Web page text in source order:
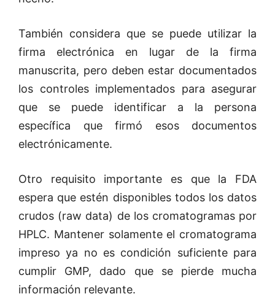
También considera que se puede utilizar la
firma electrónica en lugar de la firma
manuscrita, pero deben estar documentados
los controles implementados para asegurar
que se puede identificar a la persona
específica que firmó esos documentos
electrónicamente.
Otro requisito importante es que la FDA
espera que estén disponibles todos los datos
crudos (raw data) de los cromatogramas por
HPLC. Mantener solamente el cromatograma
impreso ya no es condición suficiente para
cumplir GMP, dado que se pierde mucha
información relevante.